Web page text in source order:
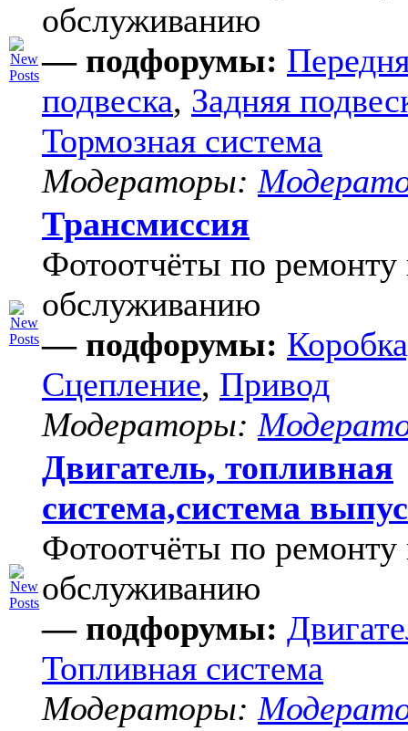
обслуживанию
— подфорумы:
подвеска, Задняя
Тормозная система
Модераторы:
Трансмиссия
Фотоотчёты по ремонту
обслуживанию
— подфорумы:
Сцепление, Привод
Модераторы:
Двигатель, топливная
система,система
Фотоотчёты по ремонту
обслуживанию
— подфорумы:
Топливная система
Модераторы: